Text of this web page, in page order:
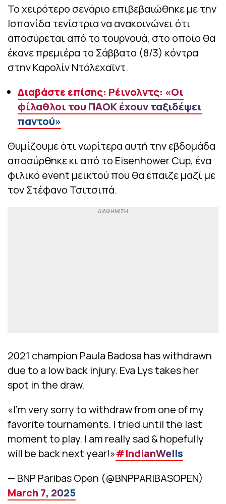
Το χειρότερο σενάριο επιβεβαιώθηκε με την
Ισπανίδα τενίστρια να ανακοινώνει ότι
αποσύρεται από το τουρνουά, στο οποίο θα
έκανε πρεμιέρα το Σάββατο (8/3) κόντρα
στην Καρολίν Ντόλεχαϊντ.
Διαβάστε επίσης: Ρέινολντς: «Οι
φίλαθλοι του ΠΑΟΚ έχουν ταξιδέψει
παντού»
Θυμίζουμε ότι νωρίτερα αυτή την εβδομάδα
αποσύρθηκε κι από το Eisenhower Cup, ένα
φιλικό event μεικτού που θα έπαιζε μαζί με
τον Στέφανο Τσιτσιπά.
2021 champion Paula Badosa has withdrawn
due to a low back injury. Eva Lys takes her
spot in the draw.
«I’m very sorry to withdraw from one of my
favorite tournaments. I tried until the last
moment to play. I am really sad & hopefully
will be back next year!»#IndianWells
— BNP Paribas Open (@BNPPARIBASOPEN)
March 7, 2025